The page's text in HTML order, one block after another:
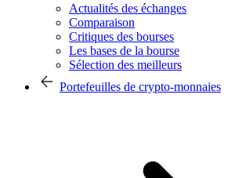
Actualités des échanges
Comparaison
Critiques des bourses
Les bases de la bourse
Sélection des meilleurs
Portefeuilles de crypto-monnaies